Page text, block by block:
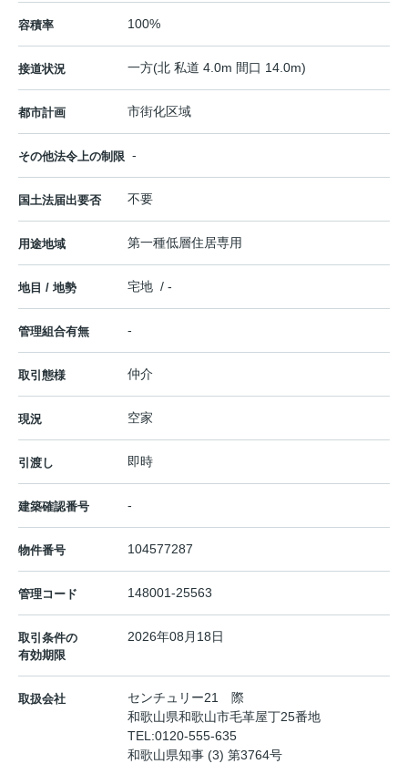
容積率 100%
接道状況 一方(北 私道 4.0m 間口 14.0m)
都市計画 市街化区域
その他法令上の制限 -
国土法届出要否 不要
用途地域 第一種低層住居専用
地目 / 地勢 宅地 / -
管理組合有無 -
取引態様 仲介
現況 空家
引渡し 即時
建築確認番号 -
物件番号 104577287
管理コード 148001-25563
取引条件の
有効期限
2026年08月18日
取扱会社
センチュリー21 際
和歌山県和歌山市毛革屋丁25番地
TEL:0120-555-635
和歌山県知事 (3) 第3764号